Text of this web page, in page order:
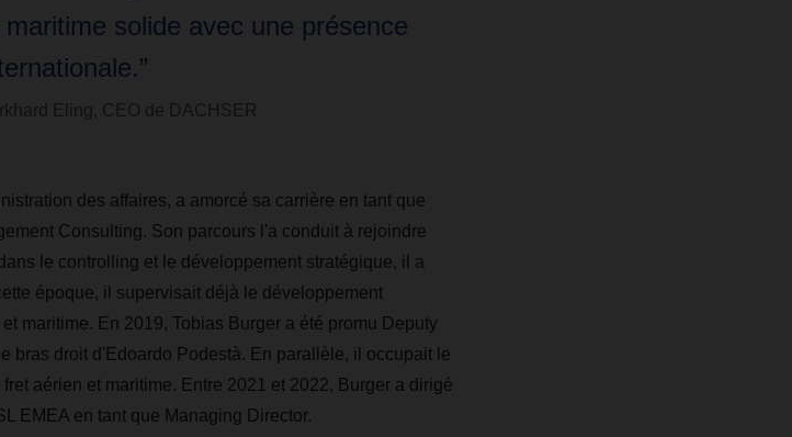
maritime solide avec une présence
Eling, CEO de DACHSER
des affaires, a amorcé sa carrière en tant que
Consulting. Son parcours l'a conduit à rejoindre
le controlling et le développement stratégique, il a
époque, il supervisait déjà le développement
maritime. En 2019, Tobias Burger a été promu Deputy
bras droit d'Edoardo Podestà. En parallèle, il occupait le
aérien et maritime. Entre 2021 et 2022, Burger a dirigé
EMEA en tant que Managing Director.